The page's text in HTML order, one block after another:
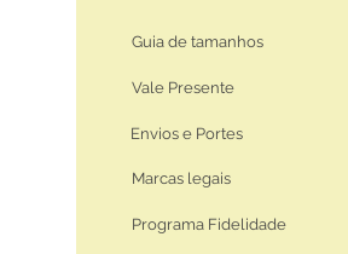
Guia de tamanhos
Vale Presente
Envios e Portes
Marcas legais
Programa Fidelidade